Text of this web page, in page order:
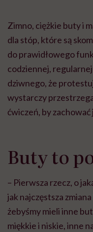
Zimno, ciężkie buty i
dla stóp, które są
do prawidłowego
codziennej,
dziwnego, że
wystarczy
ćwiczeń, by
Buty to
– Pierwsza rzecz, o
jak najczęstsza zmiana
żebyśmy mieli inne
miękkie i niskie, inne